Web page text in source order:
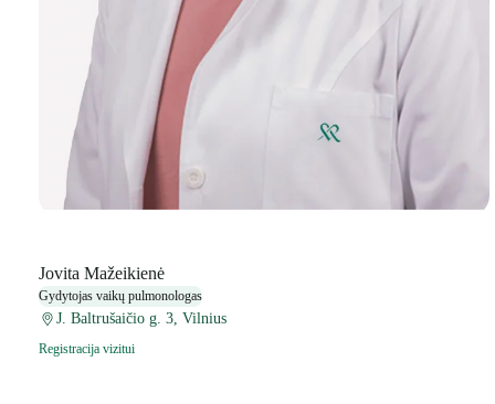
Jovita Mažeikienė
Gydytojas vaikų pulmonologas
J. Baltrušaičio g. 3, Vilnius
Registracija vizitui